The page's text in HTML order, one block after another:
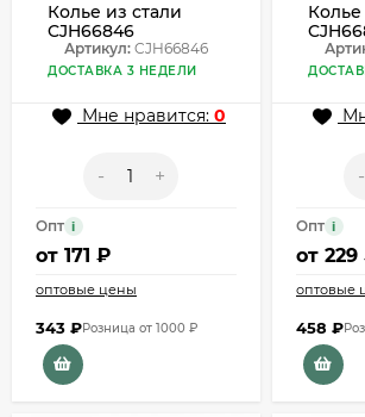
Колье из стали
CJH66846
Артикул: CJH66846
ДОСТАВКА 3 НЕДЕЛИ
Мне нравится: 0
- +
Опт i
от 171 ₽
оптовые цены
343 ₽Розница от 1000 ₽
Колье
-
Опт i
от 229
оптовые
458 ₽